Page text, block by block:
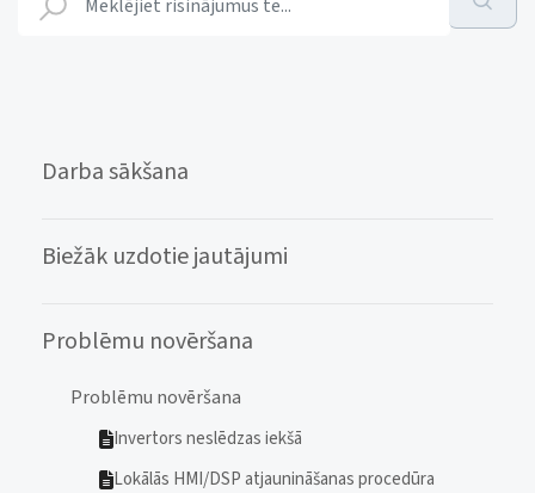
Darba sākšana
Biežāk uzdotie jautājumi
Problēmu novēršana
Problēmu novēršana
Invertors neslēdzas iekšā
Lokālās HMI/DSP atjaunināšanas procedūra